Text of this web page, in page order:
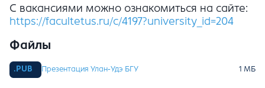
С вакансиями можно ознакомиться на сайте:
https://facultetus.ru/c/4197?university_id=204
Файлы
Презентация Улан-Удэ БГУ